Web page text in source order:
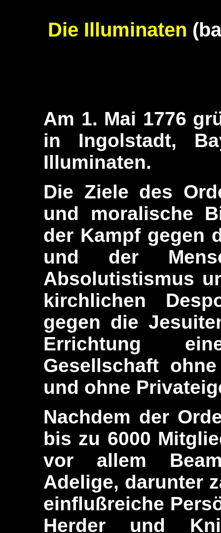
Die Illuminaten
Am 1. Mai 1776
in Ingolstadt,
Illuminaten.
Die Ziele des
und moralische
der Kampf gegen
und der
Absolutistismus
kirchlichen
gegen die
Errichtung
Gesellschaft
und ohne
Nachdem der
bis zu 6000
vor allem
Adelige, darunter
einflußreiche
Herder und